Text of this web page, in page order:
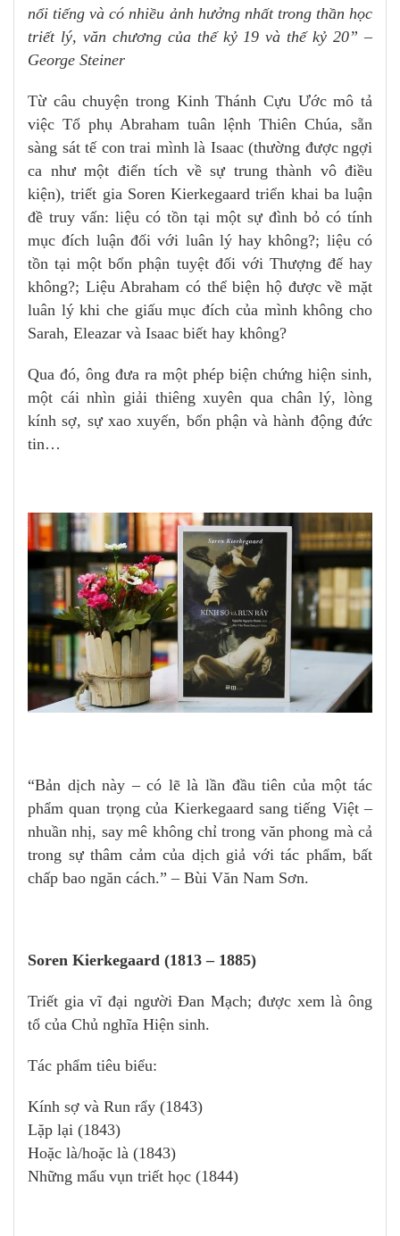
nổi tiếng và có nhiều ảnh hưởng nhất trong thần học
triết lý, văn chương của thế kỷ 19 và thế kỷ 20” –
George Steiner
Từ câu chuyện trong Kinh Thánh Cựu Ước mô tả
việc Tổ phụ Abraham tuân lệnh Thiên Chúa, sẵn
sàng sát tế con trai mình là Isaac (thường được ngợi
ca như một điển tích về sự trung thành vô điều
kiện), triết gia Soren Kierkegaard triển khai ba luận
đề truy vấn: liệu có tồn tại một sự đình bỏ có tính
mục đích luận đối với luân lý hay không?; liệu có
tồn tại một bổn phận tuyệt đối với Thượng đế hay
không?; Liệu Abraham có thể biện hộ được về mặt
luân lý khi che giấu mục đích của mình không cho
Sarah, Eleazar và Isaac biết hay không?
Qua đó, ông đưa ra một phép biện chứng hiện sinh,
một cái nhìn giải thiêng xuyên qua chân lý, lòng
kính sợ, sự xao xuyến, bổn phận và hành động đức
tin…
“Bản dịch này – có lẽ là lần đầu tiên của một tác
phẩm quan trọng của Kierkegaard sang tiếng Việt –
nhuần nhị, say mê không chỉ trong văn phong mà cả
trong sự thâm cảm của dịch giả với tác phẩm, bất
chấp bao ngăn cách.” – Bùi Văn Nam Sơn.
Soren Kierkegaard (1813 – 1885)
Triết gia vĩ đại người Đan Mạch; được xem là ông
tổ của Chủ nghĩa Hiện sinh.
Tác phẩm tiêu biểu:
Kính sợ và Run rẩy (1843)
Lặp lại (1843)
Hoặc là/hoặc là (1843)
Những mẩu vụn triết học (1844)